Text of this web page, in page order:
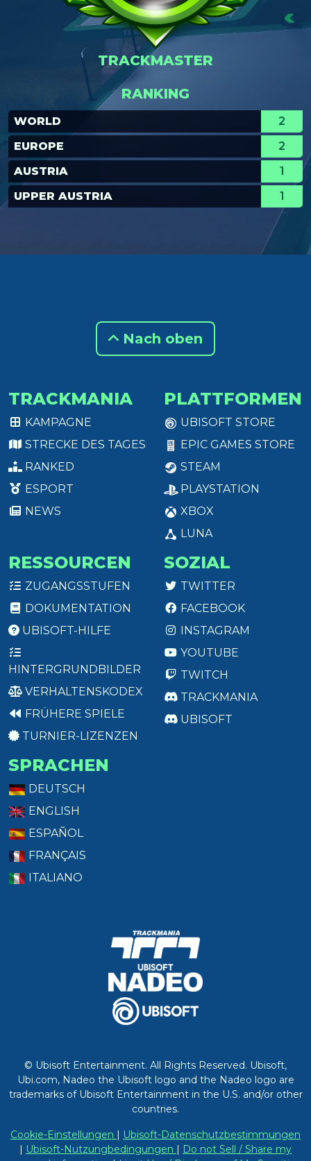
TRACKMASTER
RANKING
WORLD
2
EUROPE
2
AUSTRIA
1
UPPER AUSTRIA
1
Nach oben
TRACKMANIA
KAMPAGNE
STRECKE DES TAGES
RANKED
ESPORT
NEWS
PLATTFORMEN
UBISOFT STORE
EPIC GAMES STORE
STEAM
PLAYSTATION
XBOX
LUNA
RESSOURCEN
ZUGANGSSTUFEN
DOKUMENTATION
UBISOFT-HILFE
HINTERGRUNDBILDER
VERHALTENSKODEX
FRÜHERE SPIELE
TURNIER-LIZENZEN
SOZIAL
TWITTER
FACEBOOK
INSTAGRAM
YOUTUBE
TWITCH
TRACKMANIA
UBISOFT
SPRACHEN
DEUTSCH
ENGLISH
ESPAÑOL
FRANÇAIS
ITALIANO
© Ubisoft Entertainment. All Rights Reserved. Ubisoft,
Ubi.com, Nadeo the Ubisoft logo and the Nadeo logo are
trademarks of Ubisoft Entertainment in the U.S. and/or other
countries.
Cookie-Einstellungen | Ubisoft-Datenschutzbestimmungen
| Ubisoft-Nutzungbedingungen | Do not Sell / Share my